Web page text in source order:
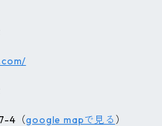
4（google mapで見る ）